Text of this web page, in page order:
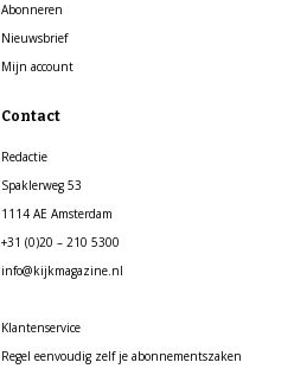
Abonneren
Nieuwsbrief
Mijn account
Contact
Redactie
Spaklerweg 53
1114 AE Amsterdam
+31 (0)20 – 210 5300
info@kijkmagazine.nl
Klantenservice
Regel eenvoudig zelf je abonnementszaken